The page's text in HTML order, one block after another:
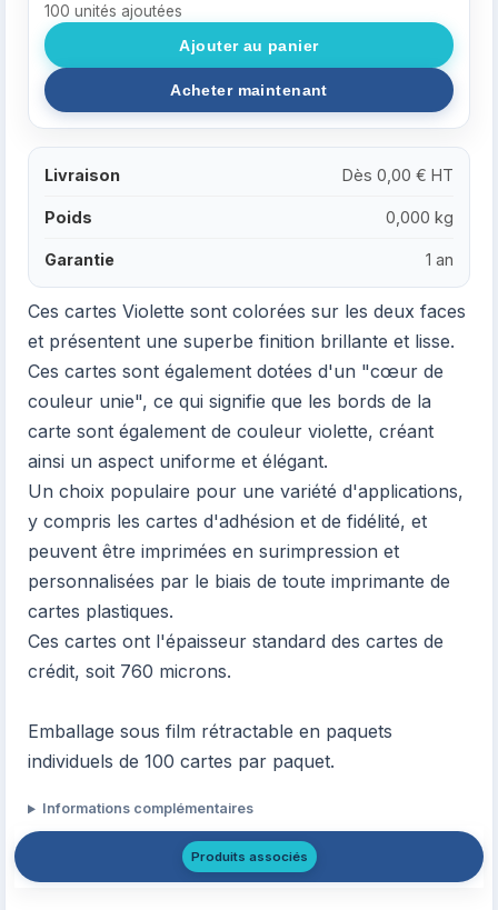
100 unités ajoutées
Livraison Dès 0,00 € HT
Poids 0,000 kg
Garantie 1 an
Ces cartes Violette sont colorées sur les deux faces
et présentent une superbe finition brillante et lisse.
Ces cartes sont également dotées d'un "cœur de
couleur unie", ce qui signifie que les bords de la
carte sont également de couleur violette, créant
ainsi un aspect uniforme et élégant.
Un choix populaire pour une variété d'applications,
y compris les cartes d'adhésion et de fidélité, et
peuvent être imprimées en surimpression et
personnalisées par le biais de toute imprimante de
cartes plastiques.
Ces cartes ont l'épaisseur standard des cartes de
crédit, soit 760 microns.
Emballage sous film rétractable en paquets
individuels de 100 cartes par paquet.
Informations complémentaires
Produits associés